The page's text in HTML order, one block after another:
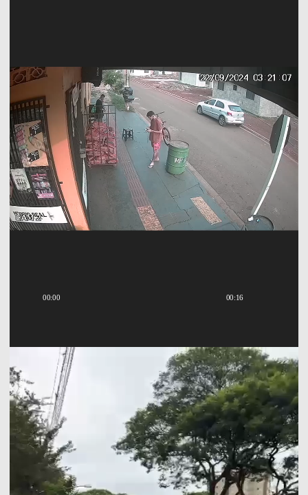
00:00 00:16